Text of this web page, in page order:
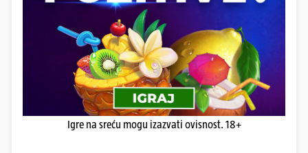
Igre na sreću mogu izazvati ovisnost. 18+